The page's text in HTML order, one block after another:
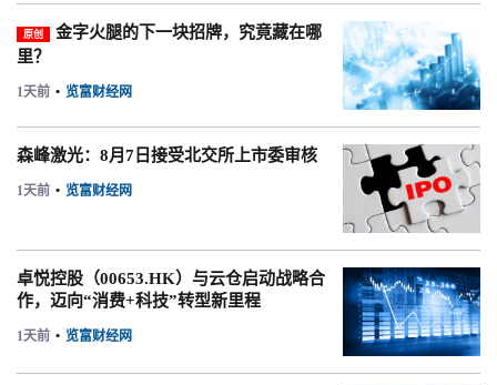
原创
金字火腿的下一块招牌，究竟藏在哪
里？
1天前 • 览富财经网
森峰激光：8月7日接受北交所上市委审核
1天前 • 览富财经网
卓悦控股（00653.HK）与云仓启动战略合
作，迈向“消费+科技”转型新里程
1天前 • 览富财经网